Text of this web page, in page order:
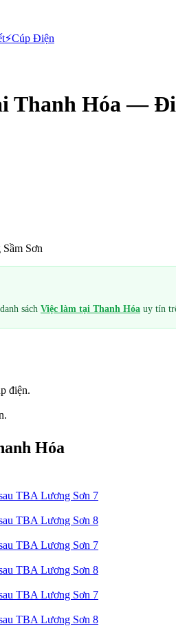
⚡Cúp Điện
Thanh Hóa —
Sơn
sách Việc làm tại Thanh Hóa uy tín
điện.
Hóa
TBA Lương Sơn 7
TBA Lương Sơn 8
TBA Lương Sơn 7
TBA Lương Sơn 8
TBA Lương Sơn 7
TBA Lương Sơn 8